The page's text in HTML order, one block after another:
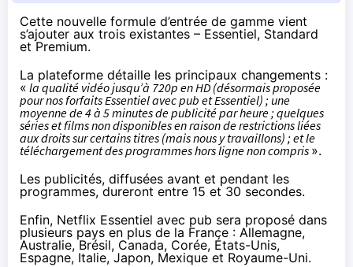
Cette nouvelle formule d’entrée de gamme vient
s’ajouter aux trois existantes – Essentiel, Standard
et Premium.
La plateforme détaille les principaux changements :
« la qualité vidéo jusqu’à 720p en HD (désormais proposée
pour nos forfaits Essentiel avec pub et Essentiel) ; une
moyenne de 4 à 5 minutes de publicité par heure ; quelques
séries et films non disponibles en raison de restrictions liées
aux droits sur certains titres (mais nous y travaillons) ; et le
téléchargement des programmes hors ligne non compris ».
Les publicités, diffusées avant et pendant les
programmes, dureront entre 15 et 30 secondes.
Enfin, Netflix Essentiel avec pub sera proposé dans
plusieurs pays en plus de la France : Allemagne,
Australie, Brésil, Canada, Corée, États-Unis,
Espagne, Italie, Japon, Mexique et Royaume-Uni.